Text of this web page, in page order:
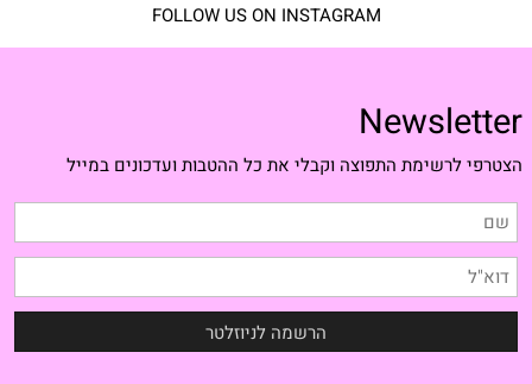
FOLLOW US ON INSTAGRAM
Newsletter
הצטרפי לרשימת התפוצה וקבלי את כל ההטבות ועדכונים במייל